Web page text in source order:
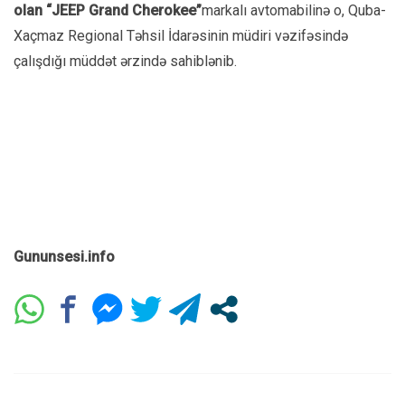
olan “JEEP Grand Cherokee”markalı avtomabilinə o, Quba-
Xaçmaz Regional Təhsil İdarəsinin müdiri vəzifəsində
çalışdığı müddət ərzində sahiblənib.
Gununsesi.info